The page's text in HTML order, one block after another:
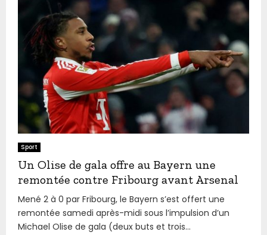
Sport
Un Olise de gala offre au Bayern une
remontée contre Fribourg avant Arsenal
Mené 2 à 0 par Fribourg, le Bayern s’est offert une
remontée samedi après-midi sous l’impulsion d’un
Michael Olise de gala (deux buts et trois...